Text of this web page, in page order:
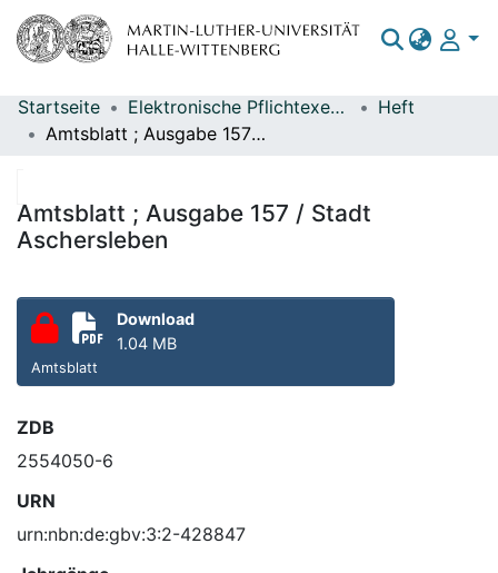
Bereiche & Sammlungen
Statistiken
Startseite Elektronische Pflichtexemplare
Heft
Amtsblatt ; Ausgabe 157 / Stadt Aschersleben
Amtsblatt ; Ausgabe 157 / Stadt
Aschersleben
Download
1.04 MB
Amtsblatt
ZDB
2554050-6
URN
urn:nbn:de:gbv:3:2-428847